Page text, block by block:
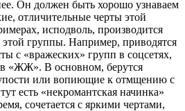
Он должен быть хорошо узнаваем
отличительные черты этой
исподволь, производится
группы. Например, приводятся
с «вражеских» групп в соцсетях,
«ЖЖ». В основном, берутся
или вопиющие к отмщению с
есть «некромантская начинка»
сочетается с яркими чертами,